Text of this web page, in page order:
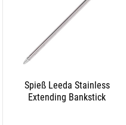
Spieß Leeda Stainless
Extending Bankstick